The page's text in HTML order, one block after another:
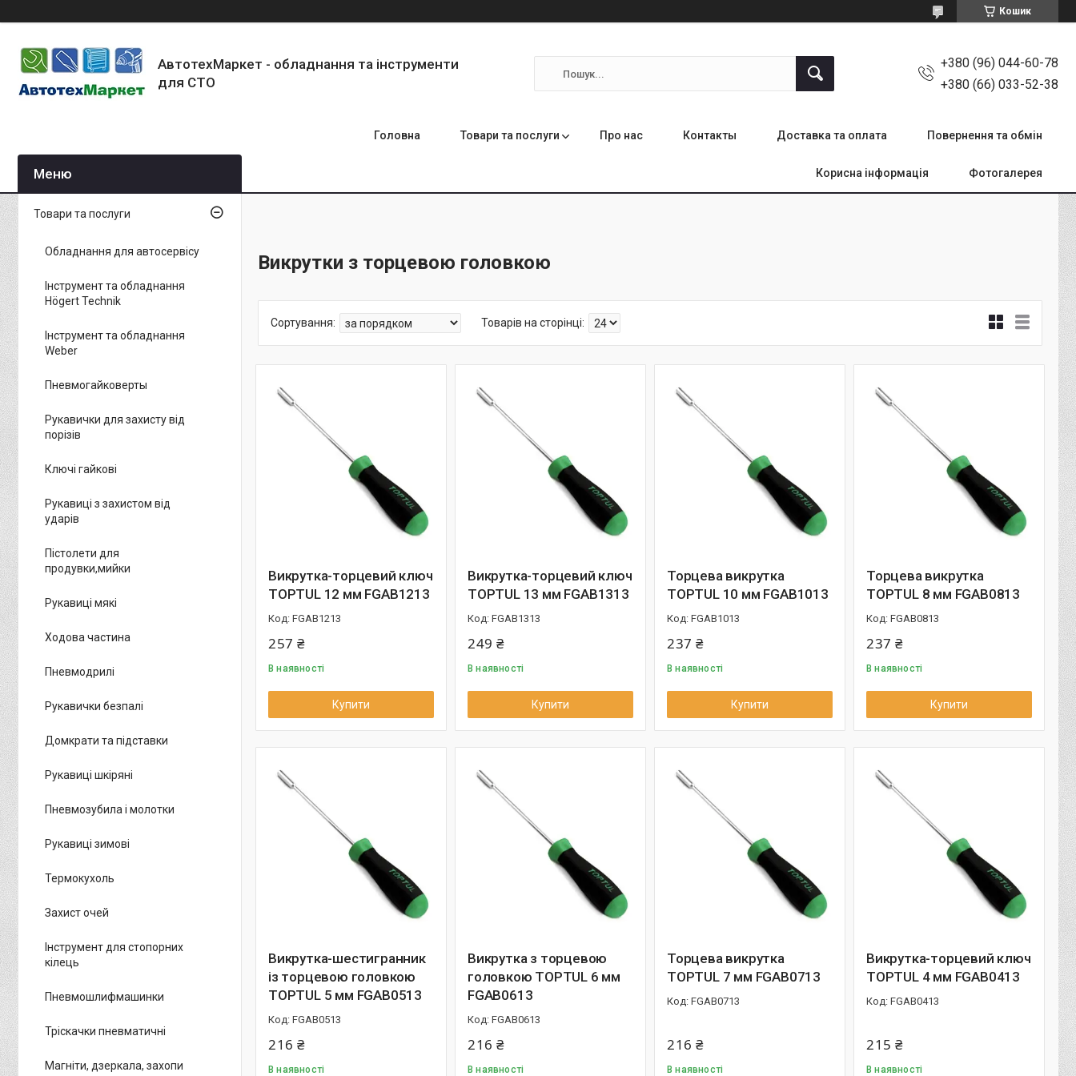
Кошик
АвтотехМаркет - обладнання та інструменти
для СТО
+380 (96) 044-60-78
+380 (66) 033-52-38
Головна Товари та послуги Про нас Контакты Доставка та оплата Повернення та обмін
Корисна інформація Фотогалерея
Викрутки з торцевою головкою
Викрутка-торцевий ключ
TOPTUL 12 мм FGAB1213
FGAB1213
257 ₴
В наявності
Купити
Викрутка-торцевий ключ
TOPTUL 13 мм FGAB1313
FGAB1313
249 ₴
В наявності
Купити
Торцева викрутка
TOPTUL 10 мм FGAB1013
FGAB1013
237 ₴
В наявності
Купити
Торцева викрутка
TOPTUL 8 мм FGAB0813
FGAB0813
237 ₴
В наявності
Купити
Викрутка-шестигранник
із торцевою головкою
TOPTUL 5 мм FGAB0513
FGAB0513
216 ₴
В наявності
Викрутка з торцевою
головкою TOPTUL 6 мм
FGAB0613
FGAB0613
216 ₴
В наявності
Торцева викрутка
TOPTUL 7 мм FGAB0713
FGAB0713
216 ₴
В наявності
Викрутка-торцевий ключ
TOPTUL 4 мм FGAB0413
FGAB0413
215 ₴
В наявності
Товари та послуги
Обладнання для автосервісу
Інструмент та обладнання
Högert Technik
Інструмент та обладнання
Weber
Пневмогайковерты
Рукавички для захисту від
порізів
Ключі гайкові
Рукавиці з захистом від
ударів
Пістолети для
продувки,мийки
Рукавиці мякі
Ходова частина
Пневмодрилі
Рукавички безпалі
Домкрати та підставки
Рукавиці шкіряні
Пневмозубила і молотки
Рукавиці зимові
Термокухоль
Захист очей
Інструмент для стопорних
кілець
Пневмошлифмашинки
Тріскачки пневматичні
Магніти, дзеркала, захопи